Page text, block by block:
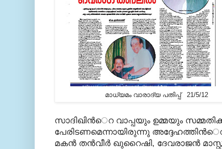
മാധ്യമം വാരാദ്യ പതിപ്പ് 21/5/12
സാദിഖിന്‍െറ വാപ്പയും ഉമ്മയും
പേരിടണമെന്നായിരുന്നു
മകന്‍ തന്‍വീര്‍ ഖുറൈഷി, ദേവരാജന്‍